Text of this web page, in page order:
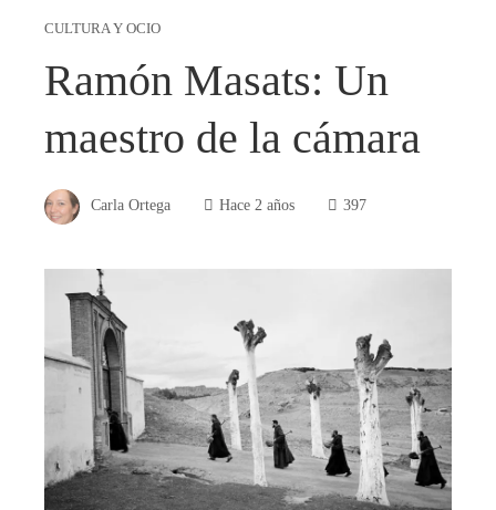
CULTURA Y OCIO
Ramón Masats: Un
maestro de la cámara
Carla Ortega Hace 2 años 397